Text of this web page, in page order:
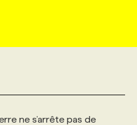
ne s’arrête pas de